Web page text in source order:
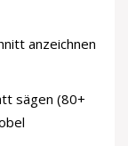
anzeichnen
sägen (80+